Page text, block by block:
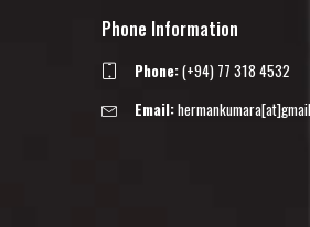
Phone Information
Phone:(+94) 77 318 4532
Email: